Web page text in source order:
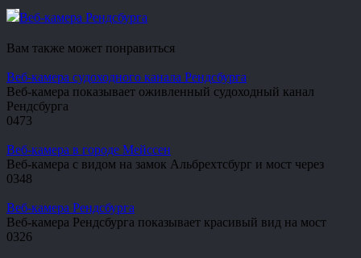
Веб-камера Рендсбурга
Вам также может понравиться
Веб-камера судоходного канала Рендсбурга
Веб-камера показывает оживленный судоходный канал
Рендсбурга
0473
Веб-камера в городе Мейссен
Веб-камера с видом на замок Альбрехтсбург и мост через
0348
Веб-камера Рендсбурга
Веб-камера Рендсбурга показывает красивый вид на мост
0326